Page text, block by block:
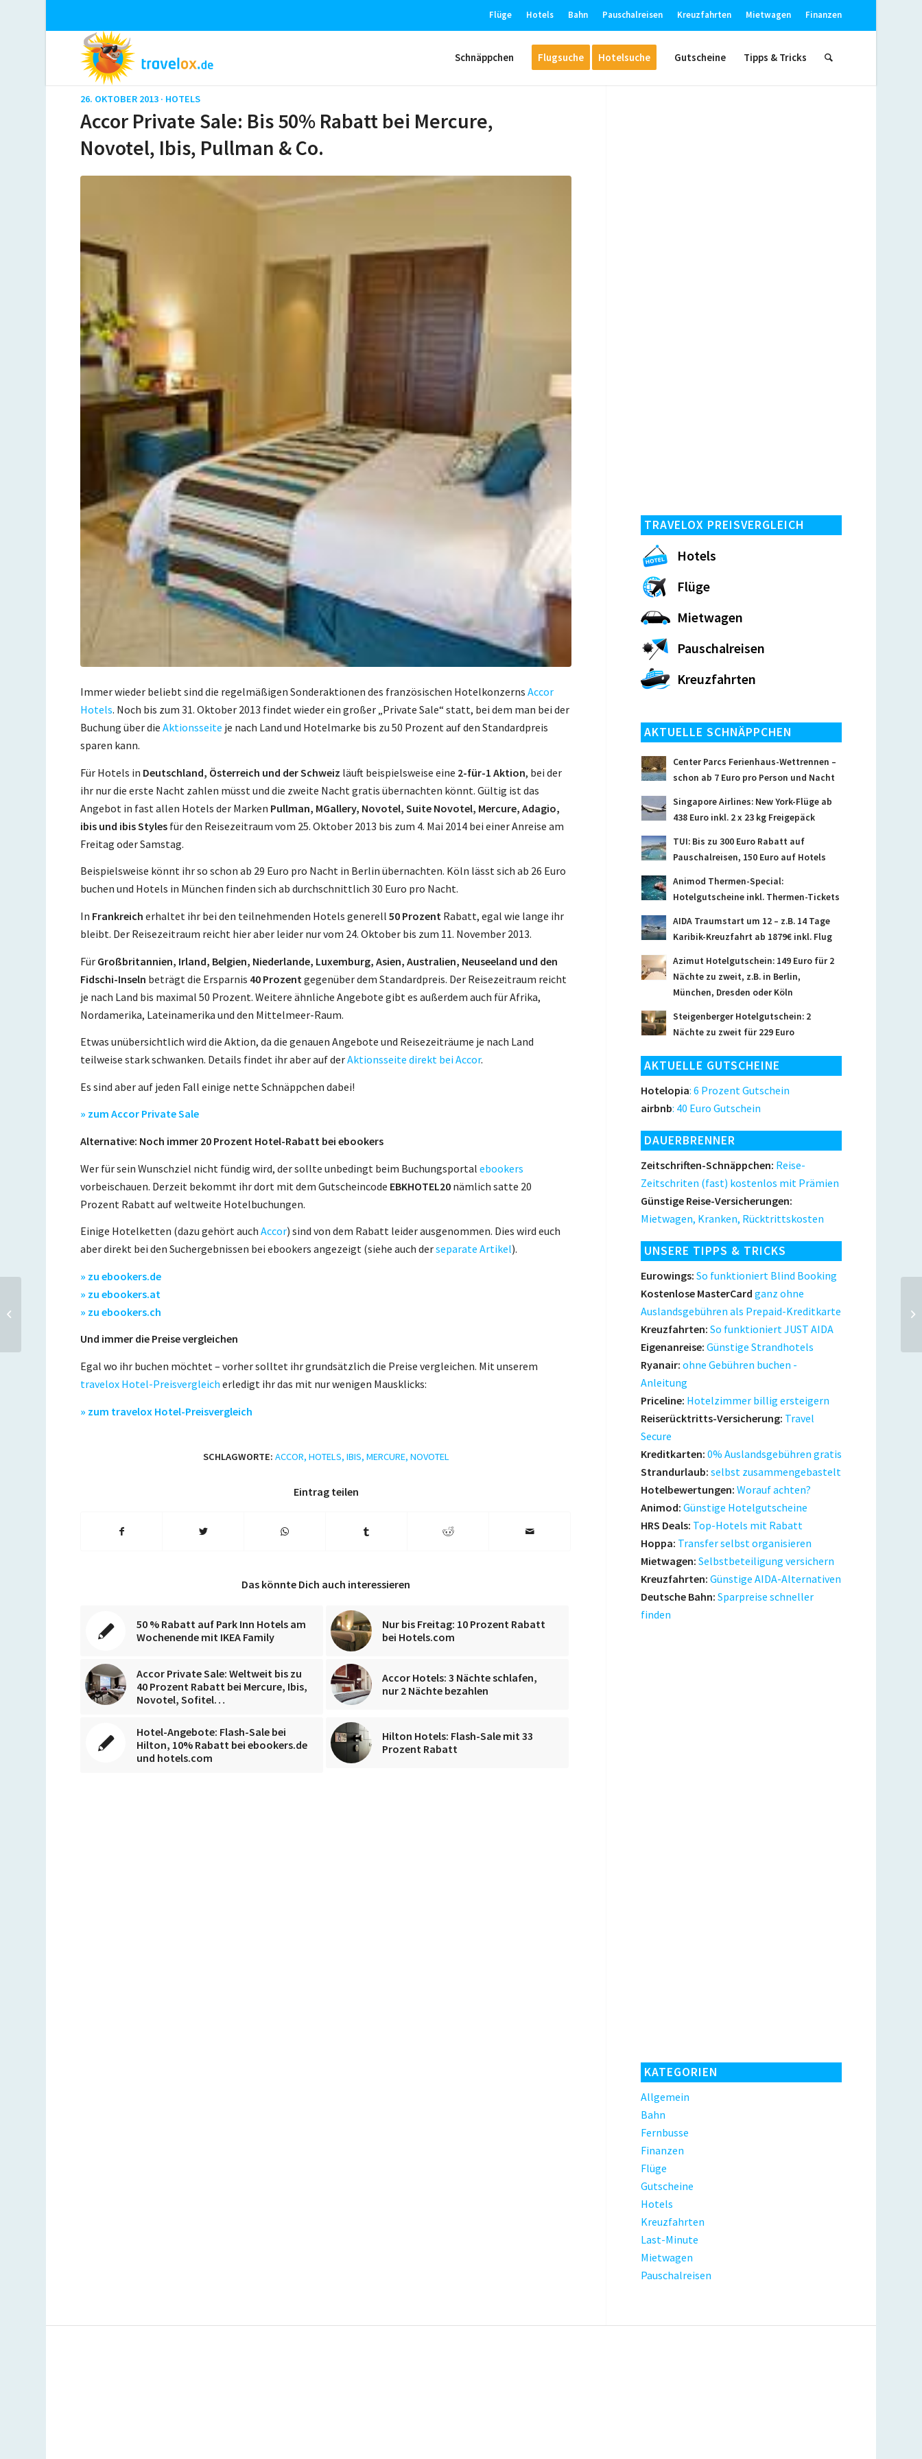
Flüge Hotels Bahn Pauschalreisen Kreuzfahrten Mietwagen Finanzen
Schnäppchen Flugsuche Hotelsuche Gutscheine Tipps & Tricks
26. OKTOBER 2013 · HOTELS
Accor Private Sale: Bis 50% Rabatt bei Mercure,
Novotel, Ibis, Pullman & Co.
Immer wieder beliebt sind die regelmäßigen Sonderaktionen des französischen HotelkonzernsAccor
Hotels. Noch bis zum 31. Oktober 2013 findet wieder ein großer „Private Sale“ statt, bei dem man bei der
Buchung über dieAktionsseite je nach Land und Hotelmarke bis zu 50 Prozent auf den Standardpreis
sparen kann.
Für Hotels in Deutschland, Österreich und der Schweiz läuft beispielsweise eine 2-für-1 Aktion, bei der
ihr nur die erste Nacht zahlen müsst und die zweite Nacht gratis übernachten könnt. Gültig ist das
Angebot in fast allen Hotels der Marken Pullman, MGallery, Novotel, Suite Novotel, Mercure, Adagio,
ibis und ibis Styles für den Reisezeitraum vom 25. Oktober 2013 bis zum 4. Mai 2014 bei einer Anreise am
Freitag oder Samstag.
Beispielsweise könnt ihr so schon ab 29 Euro pro Nacht in Berlin übernachten. Köln lässt sich ab 26 Euro
buchen und Hotels in München finden sich ab durchschnittlich 30 Euro pro Nacht.
In Frankreich erhaltet ihr bei den teilnehmenden Hotels generell50 Prozent Rabatt, egal wie lange ihr
bleibt. Der Reisezeitraum reicht hier aber leider nur vom 24. Oktober bis zum 11. November 2013.
Für Großbritannien, Irland, Belgien, Niederlande, Luxemburg, Asien, Australien, Neuseeland und den
Fidschi-Inseln beträgt die Ersparnis 40 Prozent gegenüber dem Standardpreis. Der Reisezeitraum reicht
je nach Land bis maximal 50 Prozent. Weitere ähnliche Angebote gibt es außerdem auch für Afrika,
Nordamerika, Lateinamerika und den Mittelmeer-Raum.
Etwas unübersichtlich wird die Aktion, da die genauen Angebote und Reisezeiträume je nach Land
teilweise stark schwanken. Details findet ihr aber auf derAktionsseite direkt bei Accor.
Es sind aber auf jeden Fall einige nette Schnäppchen dabei!
» zum Accor Private Sale
Alternative: Noch immer 20 Prozent Hotel-Rabatt bei ebookers
Wer für sein Wunschziel nicht fündig wird, der sollte unbedingt beim Buchungsportalebookers
vorbeischauen. Derzeit bekommt ihr dort mit dem Gutscheincode EBKHOTEL20 nämlich satte 20
Prozent Rabatt auf weltweite Hotelbuchungen.
Einige Hotelketten (dazu gehört auchAccor) sind von dem Rabatt leider ausgenommen. Dies wird euch
aber direkt bei den Suchergebnissen bei ebookers angezeigt (siehe auch derseparate Artikel).
» zu ebookers.de
» zu ebookers.at
» zu ebookers.ch
Und immer die Preise vergleichen
Egal wo ihr buchen möchtet – vorher solltet ihr grundsätzlich die Preise vergleichen. Mit unserem
travelox Hotel-Preisvergleich erledigt ihr das mit nur wenigen Mausklicks:
» zum travelox Hotel-Preisvergleich
SCHLAGWORTE: ACCOR, HOTELS, IBIS, MERCURE, NOVOTEL
Eintrag teilen
Das könnte Dich auch interessieren
50 % Rabatt auf Park Inn Hotels am
Wochenende mit IKEA Family
Nur bis Freitag: 10 Prozent Rabatt
bei Hotels.com
Accor Private Sale: Weltweit bis zu
40 Prozent Rabatt bei Mercure, Ibis,
Novotel, Sofitel…
Accor Hotels: 3 Nächte schlafen,
nur 2 Nächte bezahlen
Hotel-Angebote: Flash-Sale bei
Hilton, 10% Rabatt bei ebookers.de
und hotels.com
Hilton Hotels: Flash-Sale mit 33
Prozent Rabatt
TRAVELOX PREISVERGLEICH
Hotels
Flüge
Mietwagen
Pauschalreisen
Kreuzfahrten
AKTUELLE SCHNÄPPCHEN
Center Parcs Ferienhaus-Wettrennen –
schon ab 7 Euro pro Person und Nacht
Singapore Airlines: New York-Flüge ab
438 Euro inkl. 2 x 23 kg Freigepäck
TUI: Bis zu 300 Euro Rabatt auf
Pauschalreisen, 150 Euro auf Hotels
Animod Thermen-Special:
Hotelgutscheine inkl. Thermen-Tickets
AIDA Traumstart um 12 – z.B. 14 Tage
Karibik-Kreuzfahrt ab 1879€ inkl. Flug
Azimut Hotelgutschein: 149 Euro für 2
Nächte zu zweit, z.B. in Berlin,
München, Dresden oder Köln
Steigenberger Hotelgutschein: 2
Nächte zu zweit für 229 Euro
AKTUELLE GUTSCHEINE
Hotelopia: 6 Prozent Gutschein
airbnb: 40 Euro Gutschein
DAUERBRENNER
Zeitschriften-Schnäppchen: Reise-
Zeitschriten (fast) kostenlos mit Prämien
Günstige Reise-Versicherungen:
Mietwagen, Kranken, Rücktrittskosten
UNSERE TIPPS & TRICKS
Eurowings: So funktioniert Blind Booking
Kostenlose MasterCard ganz ohne
Auslandsgebühren als Prepaid-Kreditkarte
Kreuzfahrten: So funktioniert JUST AIDA
Eigenanreise: Günstige Strandhotels
Ryanair: ohne Gebühren buchen -
Anleitung
Priceline: Hotelzimmer billig ersteigern
Reiserücktritts-Versicherung: Travel
Secure
Kreditkarten: 0% Auslandsgebühren gratis
Strandurlaub: selbst zusammengebastelt
Hotelbewertungen: Worauf achten?
Animod: Günstige Hotelgutscheine
HRS Deals: Top-Hotels mit Rabatt
Hoppa: Transfer selbst organisieren
Mietwagen: Selbstbeteiligung versichern
Kreuzfahrten: Günstige AIDA-Alternativen
Deutsche Bahn: Sparpreise schneller
finden
KATEGORIEN
Allgemein
Bahn
Fernbusse
Finanzen
Flüge
Gutscheine
Hotels
Kreuzfahrten
Last-Minute
Mietwagen
Pauschalreisen
Chicago: Ab 316 Euro mit
Air France und KLM – nur